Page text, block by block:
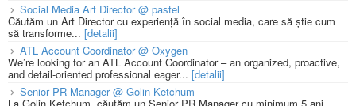
Social Media Art Director @ pastel
Căutăm un Art Director cu experiență în social media, care să știe cum
să transforme... [detalii]
ATL Account Coordinator @ Oxygen
We’re looking for an ATL Account Coordinator – an organized, proactive,
and detail-oriented professional eager... [detalii]
Senior PR Manager @ Golin Ketchum